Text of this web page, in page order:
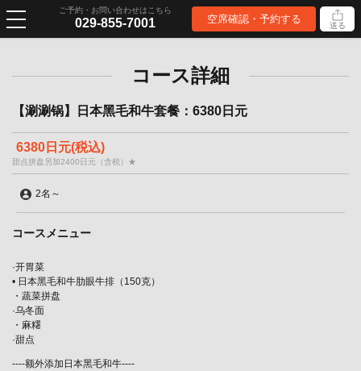
ご予約・お問い合わせはこちら
029-855-7001 空席確認・予約する 送る
コース詳細
【涮涮锅】日本黑毛和牛套餐：6380日元
6380日元(税込)
甜点拼盘另加2400日元（含税）★
2名 ～
コースメニュー
·开胃菜
• 日本黑毛和牛肋眼牛排（150克）
・蔬菜拼盘
·乌冬面
・麻糬
·甜点
----额外添加日本黑毛和牛----